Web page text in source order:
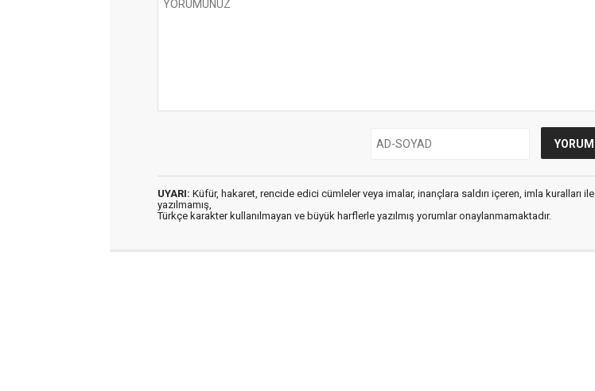
UYARI: Küfür, hakaret, rencide edici cümleler veya imalar, inançlara saldırı içeren, imla kuralları ile
yazılmamış,
Türkçe karakter kullanılmayan ve büyük harflerle yazılmış yorumlar onaylanmamaktadır.